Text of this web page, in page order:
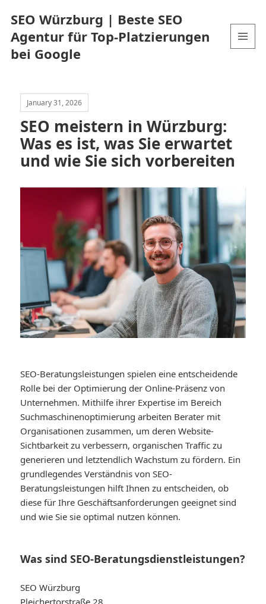
SEO Würzburg | Beste SEO
Agentur für Top-Platzierungen
bei Google
January 31, 2026
SEO meistern in Würzburg:
Was es ist, was Sie erwartet
und wie Sie sich vorbereiten
SEO-Beratungsleistungen spielen eine entscheidende
Rolle bei der Optimierung der Online-Präsenz von
Unternehmen. Mithilfe ihrer Expertise im Bereich
Suchmaschinenoptimierung arbeiten Berater mit
Organisationen zusammen, um deren Website-
Sichtbarkeit zu verbessern, organischen Traffic zu
generieren und letztendlich Wachstum zu fördern. Ein
grundlegendes Verständnis von SEO-
Beratungsleistungen hilft Ihnen zu entscheiden, ob
diese für Ihre Geschäftsanforderungen geeignet sind
und wie Sie sie optimal nutzen können.
Was sind SEO-Beratungsdienstleistungen?
SEO Würzburg